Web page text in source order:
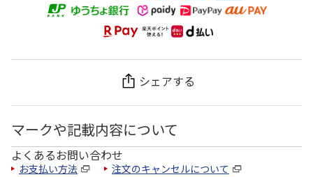
シェアする
マークや記載内容について
よくあるお問い合わせ
お支払い方法 注文のキャンセルについて